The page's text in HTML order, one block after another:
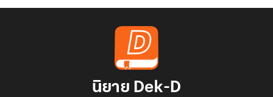
นิยาย Dek-D